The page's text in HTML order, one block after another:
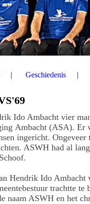
Geschiedenis
Ido Ambacht vier
Ambacht (ASA).
ingericht.
ASWH had al
Hendrik Ido
trachtte
naam ASWH en het